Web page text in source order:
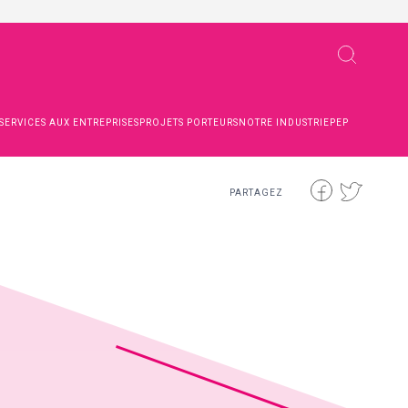
SERVICES AUX ENTREPRISES PROJETS PORTEURS NOTRE INDUSTRIE PEP
PARTAGEZ